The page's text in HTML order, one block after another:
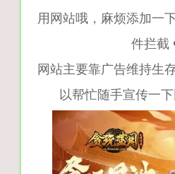
用网站哦，麻烦添加一
件拦
网站主要靠广告维持生
以帮忙随手宣传一